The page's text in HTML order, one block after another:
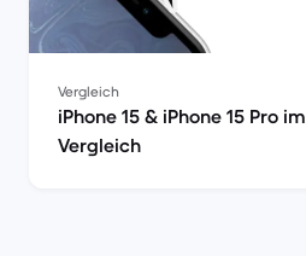
Vergleich
iPhone 15 & iPhone 15 Pro im
Vergleich